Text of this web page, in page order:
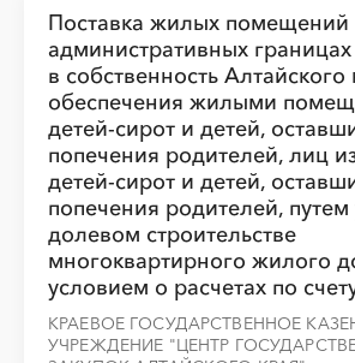
Поставка жилых помещений
административных границах
в собственность Алтайского
обеспечения жилыми
детей-сирот и детей,
попечения родителей, лиц
детей-сирот и детей,
попечения родителей, путем
долевом строительстве
многоквартирного жилого
условием о расчетах по
КРАЕВОЕ ГОСУДАРСТВЕННОЕ
УЧРЕЖДЕНИЕ "ЦЕНТР